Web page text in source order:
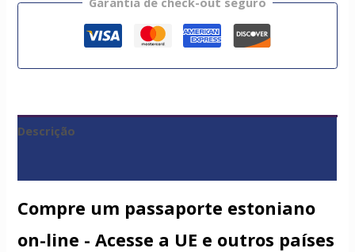
Descrição
Compre um passaporte estoniano
on-line - Acesse a UE e outros países